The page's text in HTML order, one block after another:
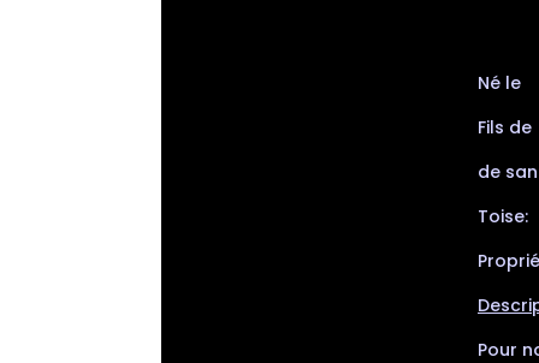
Né le
Fils de
de
Toise:
Pour